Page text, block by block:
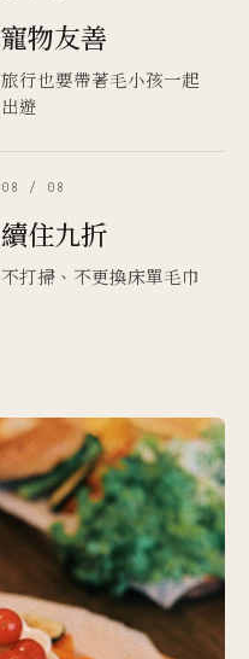
寵物友善
旅行也要帶著毛小孩一起
出遊
08 / 08
續住九折
不打掃、不更換床單毛巾